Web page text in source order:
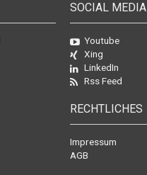
SOCIAL MEDIA
Youtube
Xing
LinkedIn
Rss Feed
RECHTLICHES
Impressum
AGB